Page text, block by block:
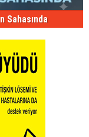
Sahasında